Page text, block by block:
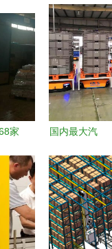
储自
程助
境，助
力“柳州制
造”乘风破
浪出海
家
清
化
升
行
国内最大汽
仓库 熊猫
小仓一站式
仓储托管公
司的物流与